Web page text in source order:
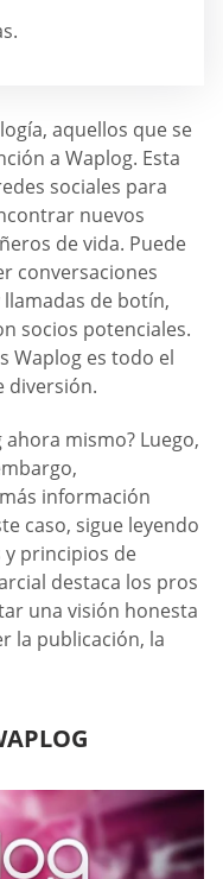
aquellos que se
a Waplog. Esta
sociales para
nuevos
de vida. Puede
conversaciones
de botín,
socios potenciales.
Waplog es todo el
diversión.
mismo? Luego,
información
caso, sigue leyendo
principios de
destaca los pros
una visión honesta
la publicación, la